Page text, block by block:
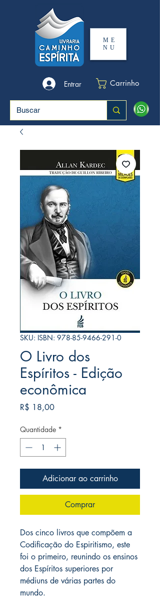
ME
NU
Entrar Carrinho
SKU: ISBN: 978-85-9466-291-0
O Livro dos
Espíritos - Edição
econômica
R$ 18,00Preço
Quantidade *
Adicionar ao carrinho
Comprar
Dos cinco livros que compõem a
Codificação do Espiritismo, este
foi o primeiro, reunindo os ensinos
dos Espíritos superiores por
médiuns de várias partes do
mundo.